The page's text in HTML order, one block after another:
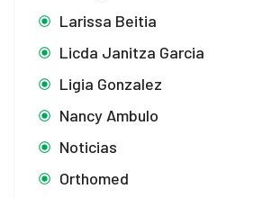
panel
panel
bonusu
Larissa Beitia
Licda Janitza Garcia
Ligia Gonzalez
Nancy Ambulo
Noticias
Orthomed